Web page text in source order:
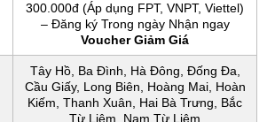
300.000đ (Áp dụng FPT, VNPT, Viettel)
– Đăng ký Trong ngày Nhận ngay
Voucher Giảm Giá
Tây Hồ, Ba Đình, Hà Đông, Đống Đa,
Cầu Giấy, Long Biên, Hoàng Mai, Hoàn
Kiếm, Thanh Xuân, Hai Bà Trưng, Bắc
Từ Liêm, Nam Từ Liêm